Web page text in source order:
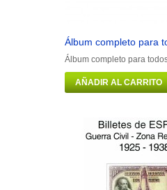
Álbum completo para
Álbum completo para
AÑADIR AL CARRITO